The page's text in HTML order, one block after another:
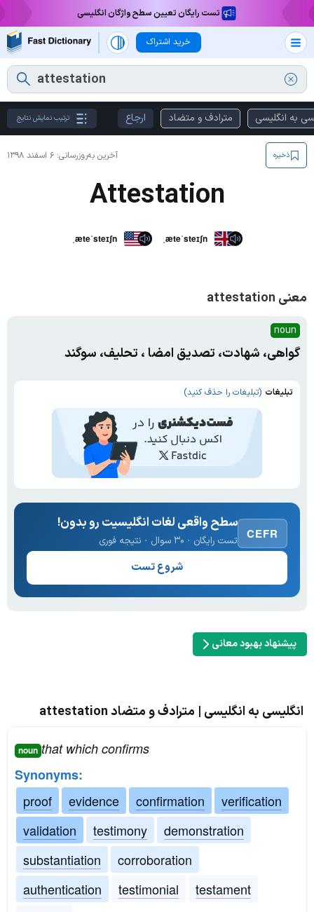
تست رایگان تعیین سطح واژگان انگلیسی
خرید اشتراک
به انگلیسی مترادف و متضاد ارجاع ترتیب نمایش نتایج
آخرین به‌روزرسانی: ۶ اسفند ۱۳۹۸ ذخیره
Attestation
ˌæteˈsteɪʃn ˌæteˈsteɪʃn
معنی attestation
noun
گواهی، شهادت، تصدیق امضا ، تحلیف، سوگند
تبلیغات (تبلیغات را حذف کنید)
CEFR
سطح واقعی لغات انگلیسیت رو بدون!
تست رایگان · ۳۰ سوال · نتیجه فوری
شروع تست
پیشنهاد بهبود معانی
انگلیسی به انگلیسی | مترادف و متضاد attestation
noun that which confirms
Synonyms:
proof
evidence confirmation
verification
validation
testimony
demonstration
substantiation
corroboration
authentication
testimonial
testament